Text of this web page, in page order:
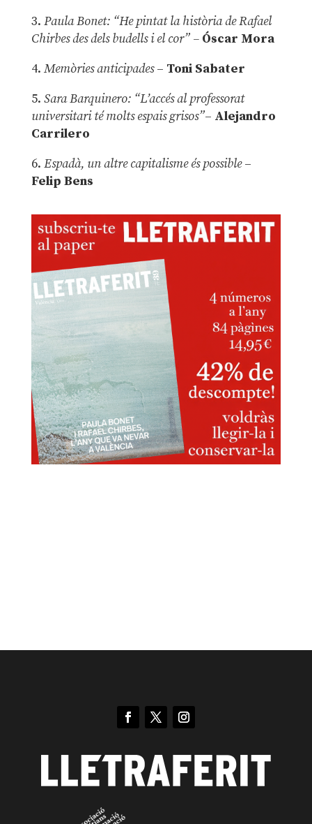
3. Paula Bonet: “He pintat la història de Rafael
Chirbes des dels budells i el cor” –Óscar Mora
4. Memòries anticipades– Toni Sabater
5. Sara Barquinero: “L’accés al professorat
universitari té molts espais grisos”– Alejandro
Carrilero
6. Espadà, un altre capitalisme és possible –
Felip Bens